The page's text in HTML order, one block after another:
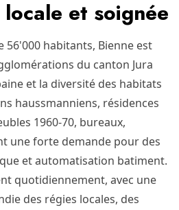
et soignée
56'000 habitants, Bienne est
du canton Jura
et la diversité des habitats
haussmanniens, résidences
1960-70, bureaux,
une forte demande pour des
et automatisation batiment.
quotidiennement, avec une
des régies locales, des